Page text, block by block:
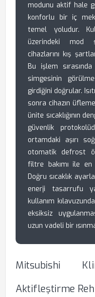
modunu aktif hale
konforlu bir iç
temel yoludur.
üzerindeki mod
cihazlarını kış
Bu işlem
simgesinin
girdiğini doğrular.
sonra cihazın
ünite sıcaklığının
güvenlik
ortamdaki aşırı
otomatik defrost
filtre bakımı ile en
Doğru sıcaklık
enerji tasarrufu
kullanım
eksiksiz
uzun vadeli bir
Mitsubishi
Aktifleştirme